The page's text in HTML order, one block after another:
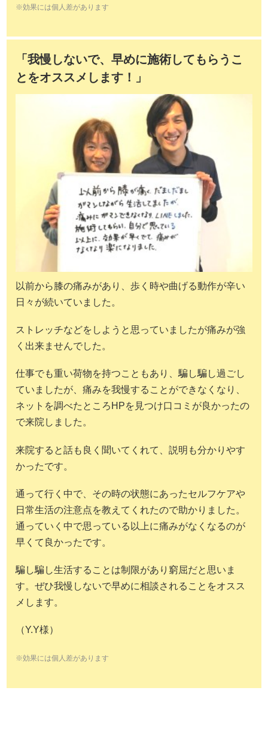
※効果には個人差があります
「我慢しないで、早めに施術してもらうこ
とをオススメします！」
以前から膝の痛みがあり、歩く時や曲げる動作が辛い
日々が続いていました。
ストレッチなどをしようと思っていましたが痛みが強
く出来ませんでした。
仕事でも重い荷物を持つこともあり、騙し騙し過ごし
ていましたが、痛みを我慢することができなくなり、
ネットを調べたところHPを見つけ口コミが良かったの
で来院しました。
来院すると話も良く聞いてくれて、説明も分かりやす
かったです。
通って行く中で、その時の状態にあったセルフケアや
日常生活の注意点を教えてくれたので助かりました。
通っていく中で思っている以上に痛みがなくなるのが
早くて良かったです。
騙し騙し生活することは制限があり窮屈だと思いま
す。ぜひ我慢しないで早めに相談されることをオスス
メします。
（Y.Y様）
※効果には個人差があります